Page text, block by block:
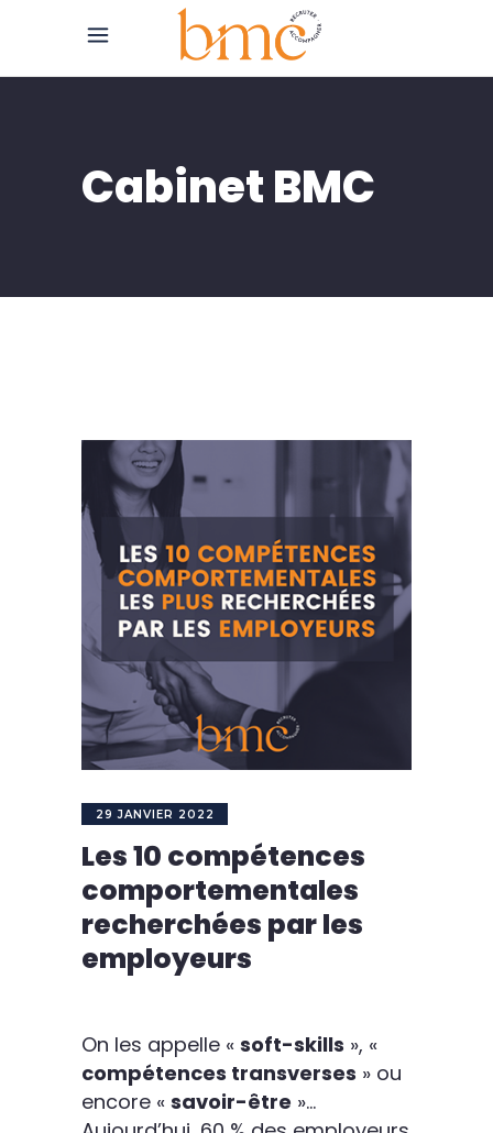
Cabinet BMC
29 JANVIER 2022
Les 10 compétences
comportementales
recherchées par les
employeurs
On les appelle « soft-skills », «
compétences transverses » ou
encore « savoir-être »…